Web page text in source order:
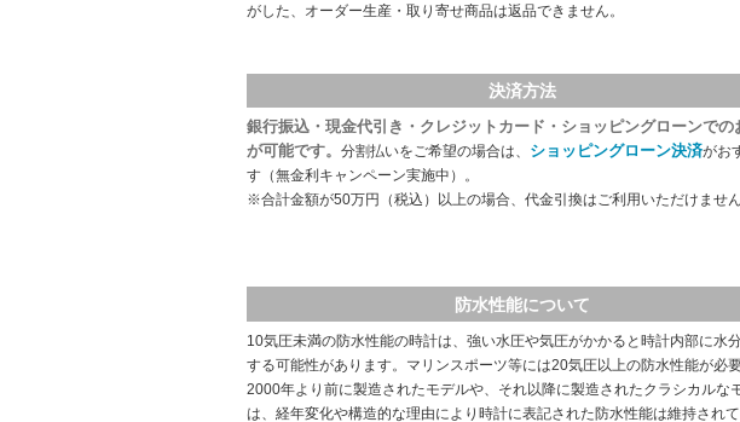
がした、オーダー生産・取り寄せ商品は返品できません。
決済方法
銀行振込・現金代引き・クレジットカード・ショッピングローンでの
が可能です。 分割払いをご希望の場合は、 ショッピングローン決済がお
す（無金利キャンペーン実施中）。
※合計金額が50万円（税込）以上の場合、代金引換はご利用いただけません
防水性能について
10気圧未満の防水性能の時計は、強い水圧や気圧がかかると時計内部に水
する可能性があります。マリンスポーツ等には20気圧以上の防水性能が必要
2000年より前に製造されたモデルや、それ以降に製造されたクラシカルな
は、経年変化や構造的な理由により時計に表記された防水性能は維持され